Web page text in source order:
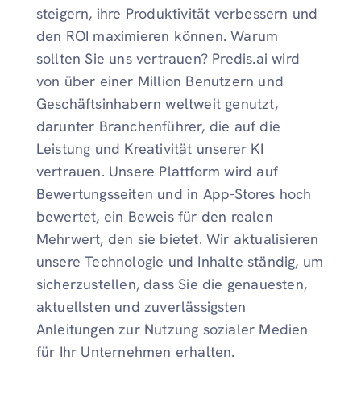
steigern, ihre Produktivität verbessern und
den ROI maximieren können. Warum
sollten Sie uns vertrauen? Predis.ai wird
von über einer Million Benutzern und
Geschäftsinhabern weltweit genutzt,
darunter Branchenführer, die auf die
Leistung und Kreativität unserer KI
vertrauen. Unsere Plattform wird auf
Bewertungsseiten und in App-Stores hoch
bewertet, ein Beweis für den realen
Mehrwert, den sie bietet. Wir aktualisieren
unsere Technologie und Inhalte ständig, um
sicherzustellen, dass Sie die genauesten,
aktuellsten und zuverlässigsten
Anleitungen zur Nutzung sozialer Medien
für Ihr Unternehmen erhalten.